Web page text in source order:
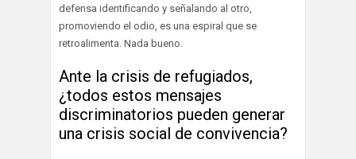
defensa identificando y señalando al otro,
promoviendo el odio, es una espiral que se
retroalimenta. Nada bueno.
Ante la crisis de refugiados,
¿todos estos mensajes
discriminatorios pueden generar
una crisis social de convivencia?